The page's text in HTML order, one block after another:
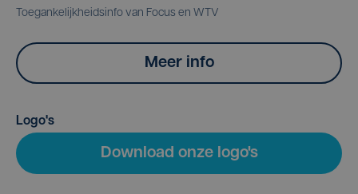
Toegankelijkheidsinfo van Focus en WTV
Meer info
Logo's
Download onze logo's